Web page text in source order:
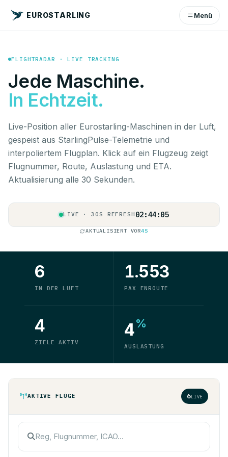
EUROSTARLING Menü
FLIGHTRADAR · LIVE TRACKING
Jede Maschine.
In Echtzeit.
Live-Position aller Eurostarling-Maschinen in der Luft,
gespeist aus StarlingPulse-Telemetrie und
interpoliertem Flugplan. Klick auf ein Flugzeug zeigt
Flugnummer, Route, Auslastung und ETA.
Aktualisierung alle 30 Sekunden.
LIVE · 30S REFRESH 02:44:05
AKTUALISIERT VOR4S
6
IN DER LUFT
1.553
PAX ENROUTE
4
ZIELE AKTIV
4%
AUSLASTUNG
AKTIVE FLÜGE 6LIVE